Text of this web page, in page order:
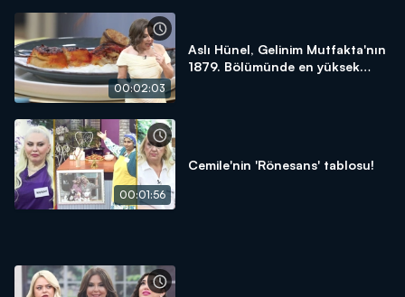
00:02:03
Aslı Hünel, Gelinim Mutfakta'nın
1879. Bölümünde en yüksek
00:01:56
Cemile'nin 'Rönesans' tablosu!